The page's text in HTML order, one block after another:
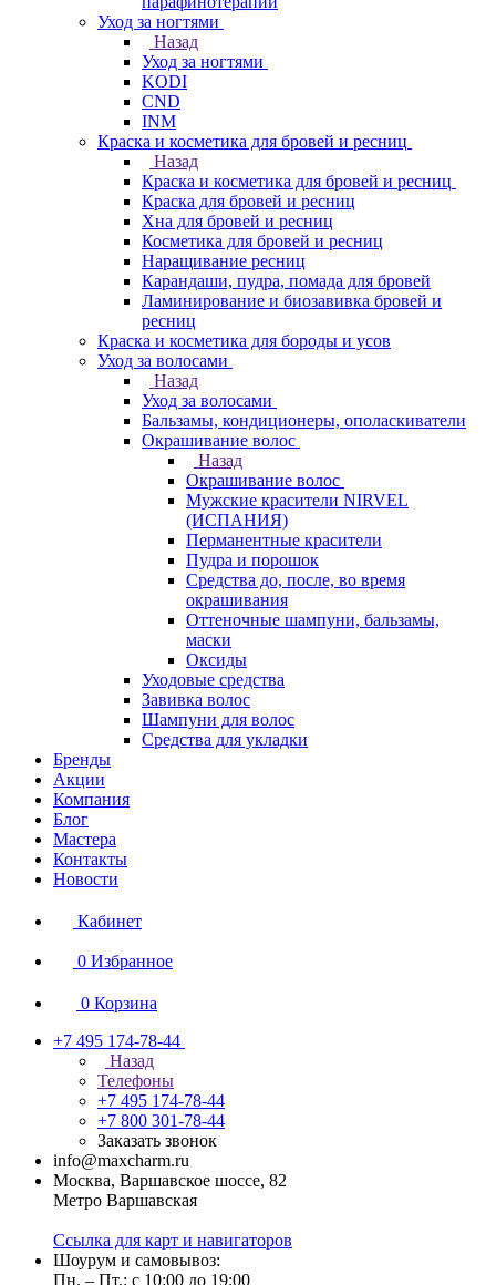
Уход за ногтями
Назад
Уход за ногтями
KODI
CND
INM
Краска и косметика для бровей и ресниц
Назад
Краска и косметика для бровей и ресниц
Краска для бровей и ресниц
Хна для бровей и ресниц
Косметика для бровей и ресниц
Наращивание ресниц
Карандаши, пудра, помада для бровей
Ламинирование и биозавивка бровей и
ресниц
Краска и косметика для бороды и усов
Уход за волосами
Назад
Уход за волосами
Бальзамы, кондиционеры, ополаскиватели
Окрашивание волос
Назад
Окрашивание волос
Мужские красители NIRVEL
(ИСПАНИЯ)
Перманентные красители
Пудра и порошок
Средства до, после, во время
окрашивания
Оттеночные шампуни, бальзамы,
маски
Оксиды
Уходовые средства
Завивка волос
Шампуни для волос
Средства для укладки
Бренды
Акции
Компания
Блог
Мастера
Контакты
Новости
Кабинет
0 Избранное
0 Корзина
+7 495 174-78-44
Назад
Телефоны
+7 495 174-78-44
+7 800 301-78-44
Заказать звонок
info@maxcharm.ru
Москва, Варшавское шоссе, 82
Метро Варшавская
Ссылка для карт и навигаторов
Шоурум и самовывоз:
Пн. – Пт.: с 10:00 до 19:00